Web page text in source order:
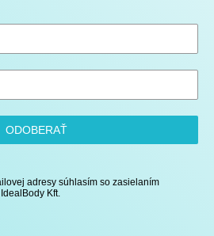
ODOBERAŤ
adresy súhlasím so zasielaním
Kft.